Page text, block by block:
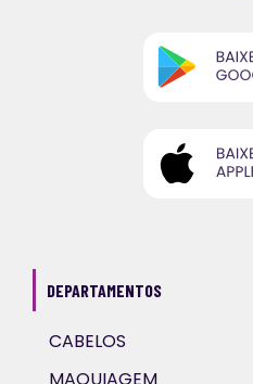
DEPARTAMENTOS
CABELOS
MAQUIAGEM